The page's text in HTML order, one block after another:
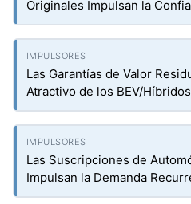
Originales Impulsan la
Las Garantías de Valor
Atractivo de los BEV/Híbridos
Las Suscripciones de
Impulsan la Demanda